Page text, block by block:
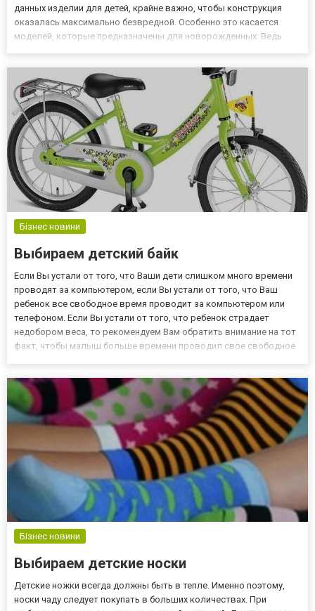
данных изделии для детей, крайне важно, чтобы конструкция
оказалась максимально безвредной. Особенно это касается
моделей, которые предназначены для новорожденных. Ведь
безопасно....
Бізнес новини
Выбираем детский байк
Если Вы устали от того, что Ваши дети слишком много времени
проводят за компьютером, если Вы устали от того, что Ваш
ребенок все свободное время проводит за компьютером или
телефоном. Если Вы устали от того, что ребенок страдает
недобором веса, то рекомендуем Вам обратить внимание на тот
факт, чтобы малыш больше времени проводил свое свободное
эффективно...
Бізнес новини
Выбираем детские носки
Детские ножки всегда должны быть в тепле. Именно поэтому,
носки чаду следует покупать в больших количествах. При